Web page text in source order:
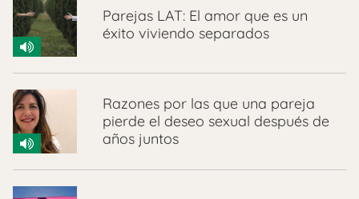
Parejas LAT: El amor que es un
éxito viviendo separados
Razones por las que una pareja
pierde el deseo sexual después de
años juntos